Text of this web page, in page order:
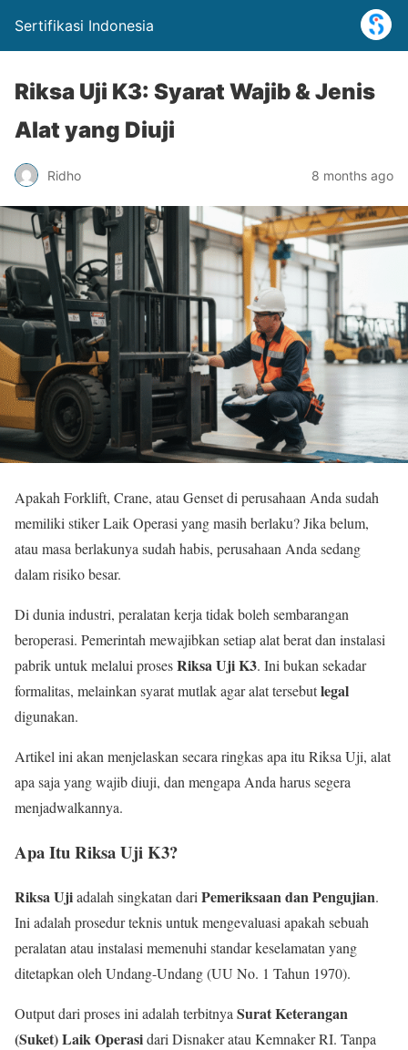
Sertifikasi Indonesia
Riksa Uji K3: Syarat Wajib & Jenis
Alat yang Diuji
Ridho 8 months ago
Apakah Forklift, Crane, atau Genset di perusahaan Anda sudah
memiliki stiker Laik Operasi yang masih berlaku? Jika belum,
atau masa berlakunya sudah habis, perusahaan Anda sedang
dalam risiko besar.
Di dunia industri, peralatan kerja tidak boleh sembarangan
beroperasi. Pemerintah mewajibkan setiap alat berat dan instalasi
pabrik untuk melalui prosesRiksa Uji K3. Ini bukan sekadar
formalitas, melainkan syarat mutlak agar alat tersebutlegal
digunakan.
Artikel ini akan menjelaskan secara ringkas apa itu Riksa Uji, alat
apa saja yang wajib diuji, dan mengapa Anda harus segera
menjadwalkannya.
Apa Itu Riksa Uji K3?
Riksa Ujiadalah singkatan dari Pemeriksaan dan Pengujian.
Ini adalah prosedur teknis untuk mengevaluasi apakah sebuah
peralatan atau instalasi memenuhi standar keselamatan yang
ditetapkan oleh Undang-Undang (UU No. 1 Tahun 1970).
Output dari proses ini adalah terbitnya Surat Keterangan
(Suket) Laik Operasidari Disnaker atau Kemnaker RI. Tanpa